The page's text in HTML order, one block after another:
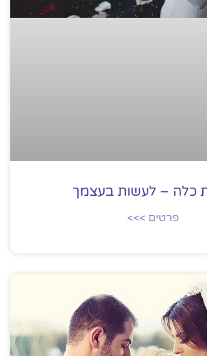
כלה – לעשות בעצמך
פרטים >>>